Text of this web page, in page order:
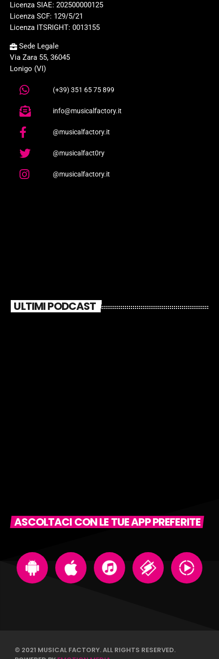
Licenza SIAE: 202500000125
Licenza SCF: 129/5/21
Licenza ITSRIGHT: 0013155
Sede Legale
Via Zara 55, 36045
Lonigo (VI)
(+39) 351 65 75 899
info@musicalfactory.it
@musicalfactory.it
@musicalfact0ry
@musicalfactory.it
ULTIMI PODCAST
ASCOLTACI CON LE TUE APP PREFERITE
© 2021 MUSICAL FACTORY. ALL RIGHTS RESERVED.